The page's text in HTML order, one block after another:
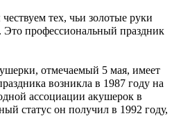
тех, чьи золотые руки
профессиональный праздник
отмечаемый 5 мая, имеет
возникла в 1987 году на
ассоциации акушерок в
статус он получил в 1992 году,